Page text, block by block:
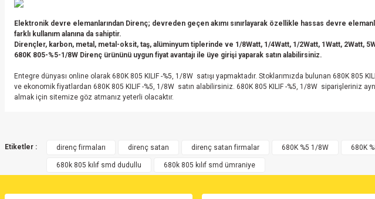
Elektronik devre elemanlarından Direnç; devreden geçen akımı sınırlayarak özellikle hassas devre
farklı kullanım alanına da sahiptir.
Dirençler, karbon, metal, metal-oksit, taş, alüminyum tiplerinde ve 1/8Watt, 1/4Watt, 1/2Watt, 1Watt, 2Watt,
680K 805-%5-1/8W Direnç ürününü uygun fiyat avantajı ile üye girişi yaparak satın alabilirsiniz.
Entegre dünyası online olarak 680K 805 KILIF -%5, 1/8W satışı yapmaktadır. Stoklarımızda bulunan 680K
ve ekonomik fiyatlardan 680K 805 KILIF -%5, 1/8W satın alabilirsiniz. 680K 805 KILIF -%5, 1/8W siparişleriniz
almak için sitemize göz atmanız yeterli olacaktır.
Bu
Ürün resmi kalitesiz, bozuk veya görüntülenemiyor.
Etiketler : direnç firmaları direnç satan direnç satan firmalar 680K %5 1/8W 680K
680k 805 kılıf smd dudullu 680k 805 kılıf smd ümraniye